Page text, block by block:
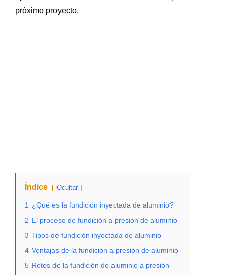
próximo proyecto.
Índice Ocultar
1
¿Qué es la fundición inyectada de aluminio?
2 El proceso de fundición a presión de aluminio
3 Tipos de fundición inyectada de aluminio
4 Ventajas de la fundición a presión de aluminio
5 Retos de la fundición de aluminio a presión